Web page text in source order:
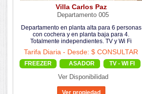
Villa Carlos Paz
Departamento 005
Departamento en planta alta para 6 personas
con cochera y en planta baja para 4.
Totalmente independientes. TV y Wi Fi
Tarifa Diaria - Desde: $ CONSULTAR
FREEZER ASADOR TV - WI FI
Ver Disponibilidad